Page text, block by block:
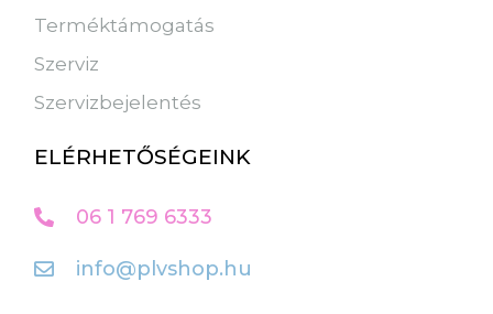
Terméktámogatás
Szerviz
Szervizbejelentés
ELÉRHETŐSÉGEINK
06 1 769 6333
info@plvshop.hu